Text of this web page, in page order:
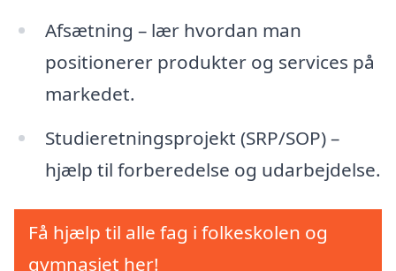
Afsætning – lær hvordan man
positionerer produkter og services på
markedet.
Studieretningsprojekt (SRP/SOP) –
hjælp til forberedelse og udarbejdelse.
Få hjælp til alle fag i folkeskolen og
gymnasiet her!